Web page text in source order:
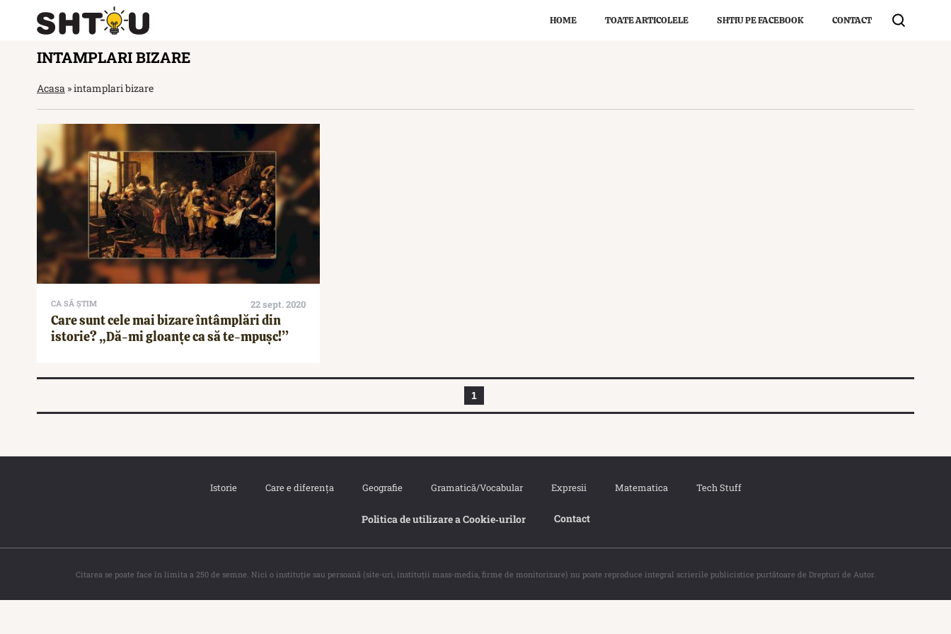
HOME TOATE ARTICOLELE SHTIU PE FACEBOOK CONTACT
INTAMPLARI BIZARE
Acasa »intamplari bizare
CA SĂ ȘTIM 22 sept. 2020
Care sunt cele mai bizare întâmplări din
istorie? „Dă-mi gloanţe ca să te-mpuşc!”
1
Istorie Care e diferența Geografie Gramatică/Vocabular Expresii Matematica Tech Stuff
Politica de utilizare a Cookie‐urilor Contact
Citarea se poate face în limita a 250 de semne. Nici o instituţie sau persoană (site-uri, instituţii mass-media, firme de monitorizare) nu poate reproduce integral scrierile publicistice purtătoare de Drepturi de Autor.